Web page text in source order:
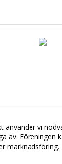
använder vi
av. Föreningen